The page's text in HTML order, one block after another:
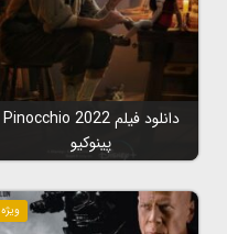
دانلود فیلم Pinocchio 2022
پینوکیو
ویژه